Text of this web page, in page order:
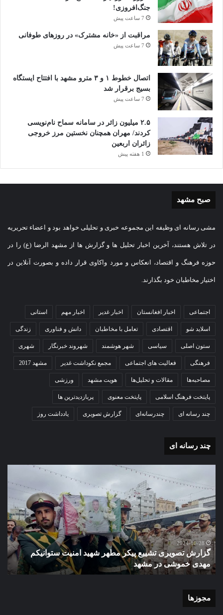
جنگ‌افروزی!
7 ساعت پیش
مراقبت از «خانه مشترک» در روزهای طوفانی
7 ساعت پیش
اتصال خطوط ۱ و ۳ مترو مشهد با افتتاح ایستگاه
بسیج برقرار شد
7 ساعت پیش
۲.۵ میلیون زائر در سامانه سماح نام‌نویسی
کردند/ مهران همچنان نخستین مرز خروجی
زائران اربعین
1 هفته پیش
صبح مشهد
مشی رسانه ای وظیفه این مجموعه خبری و تحلیلی خواهد بود و اعضاء تحریریه
در تلاش هستند، آخرین اخبار تحلیل ها و گزارش ها از مشهد الرضا (ع) را در
حوزه فرهنگ و اقتصاد، انعکاس و مورد واکاوی قرار داده و بصورت آنلاین در
اختیار مخاطبان خود بگذارند.
اجتماعی اخبار افغانستان اخبار غدیر اخبار مهم استانی
اسلاید شو اقتصادی تعامل با مخاطبان دانش و فناوری زندگی
ستون اصلی سیاسی شهر هوشمند شهروند خبرنگار شهری
فرهنگی فعالیت های اجتماعی مجمع نکوداشت غدیر مشهد 2017
مصاحبه‌ها مقالات و تحلیل‌ها هویت مشهد ورزشی
پایتخت فرهنگ اسلامی پایتخت معنوی پربازدیدترین ها
چند رسانه ای چندرسانه‌ای گزارش تصویری یادداشت روز
چند رسانه ای
تشییع
پیکر
مطهر
شهید
امنیت
ستوانیکم
مهدی
خموشی
در
2024-10-28
گزارش تصویری تشییع پیکر مطهر شهید امنیت ستوانیکم
مهدی خموشی در مشهد
با
مجوزها